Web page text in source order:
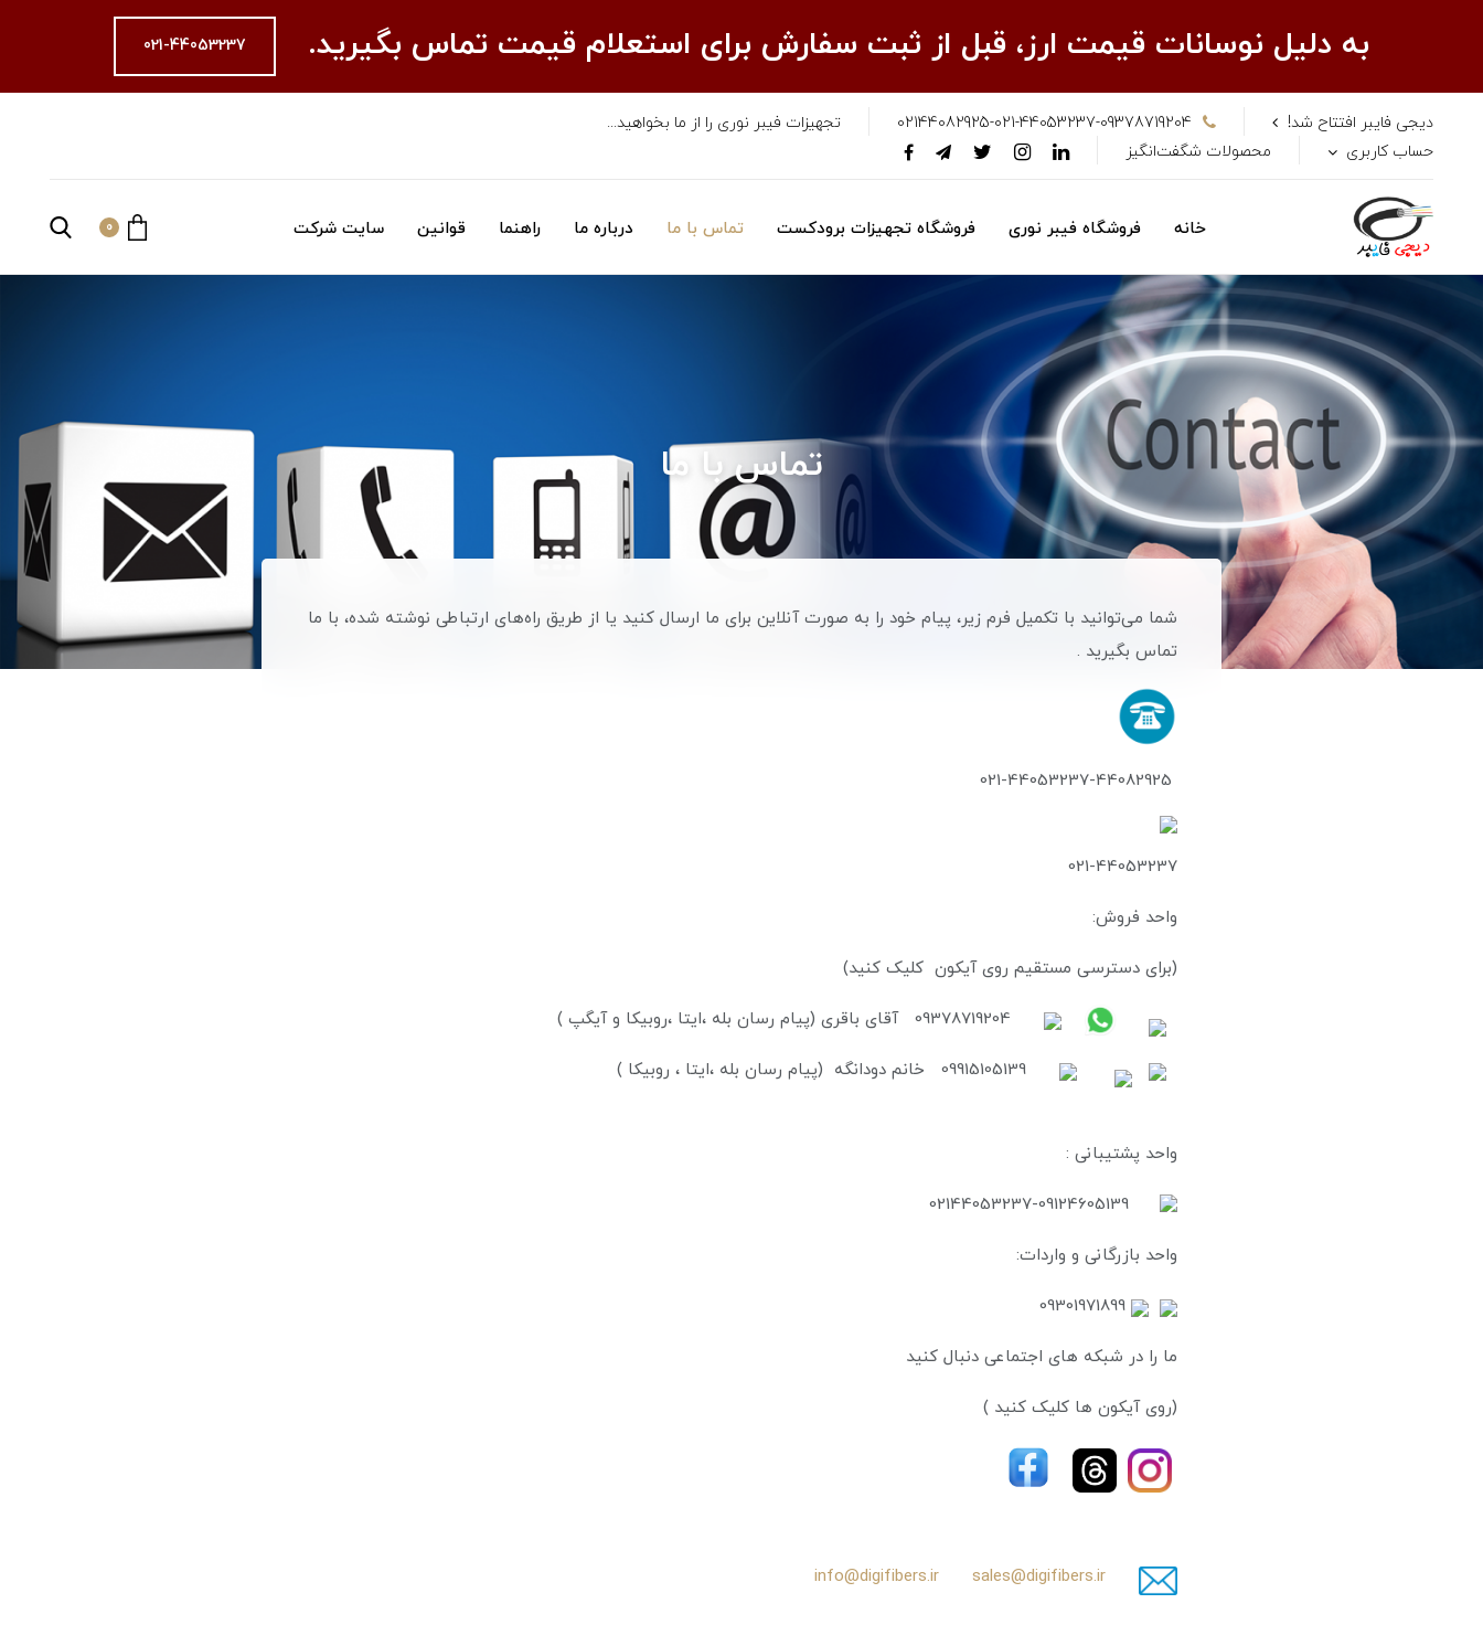
به دلیل نوسانات قیمت ارز، قبل از ثبت سفارش برای استعلام قیمت تماس بگیرید. 021-44053237
دیجی فایبر افتتاح شد! 02144082925-021-44053237-09378719204
تجهیزات فیبر نوری را از ما بخواهید...
حساب کاربری
محصولات شگفت‌انگیز
خانه فروشگاه فیبر نوری فروشگاه تجهیزات برودکست تماس با ما درباره ما راهنما قوانین سایت شرکت 0
تماس با ما
شما می‌توانید با تکمیل فرم زیر، پیام خود را به صورت آنلاین برای ما ارسال کنید یا از طریق راه‌های ارتباطی نوشته شده، با ما
تماس بگیرید .
021-44053237
واحد فروش:
(برای دسترسی مستقیم روی آیکون کلیک کنید)
09915105139 خانم دودانگه (پیام رسان بله ،ایتا ، روبیکا )
واحد پشتیبانی :
واحد بازرگانی و واردات:
ما را در شبکه های اجتماعی دنبال کنید
(روی آیکون ها کلیک کنید )
sales@digifibers.ir